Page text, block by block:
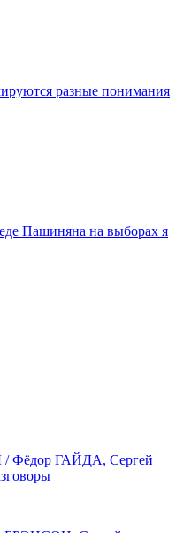
разные понимания
Пашиняна на выборах я
ГАЙДА, Сергей